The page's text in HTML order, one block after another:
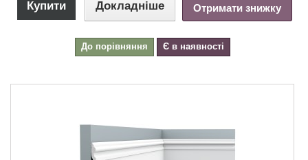
Купити Докладніше Отримати знижку
До порівняння Є в наявності